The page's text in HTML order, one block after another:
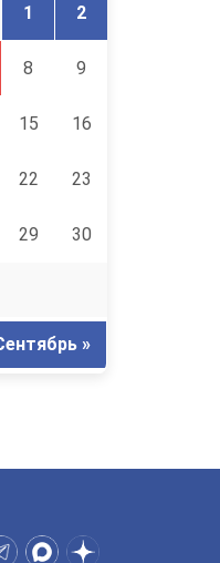
1 2
8 9
15 16
22 23
29 30
»